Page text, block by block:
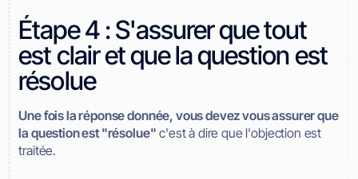
Étape 4 : S'assurer que tout
est clair et que la question est
résolue
Une fois la réponse donnée, vous devez vous assurer que
la question est "résolue" c'est à dire que l'objection est
traitée.